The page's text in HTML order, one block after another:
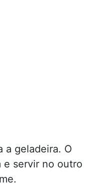
a geladeira. O
e servir no outro